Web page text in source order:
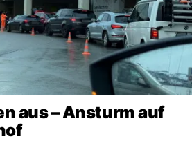
aus – Ansturm auf